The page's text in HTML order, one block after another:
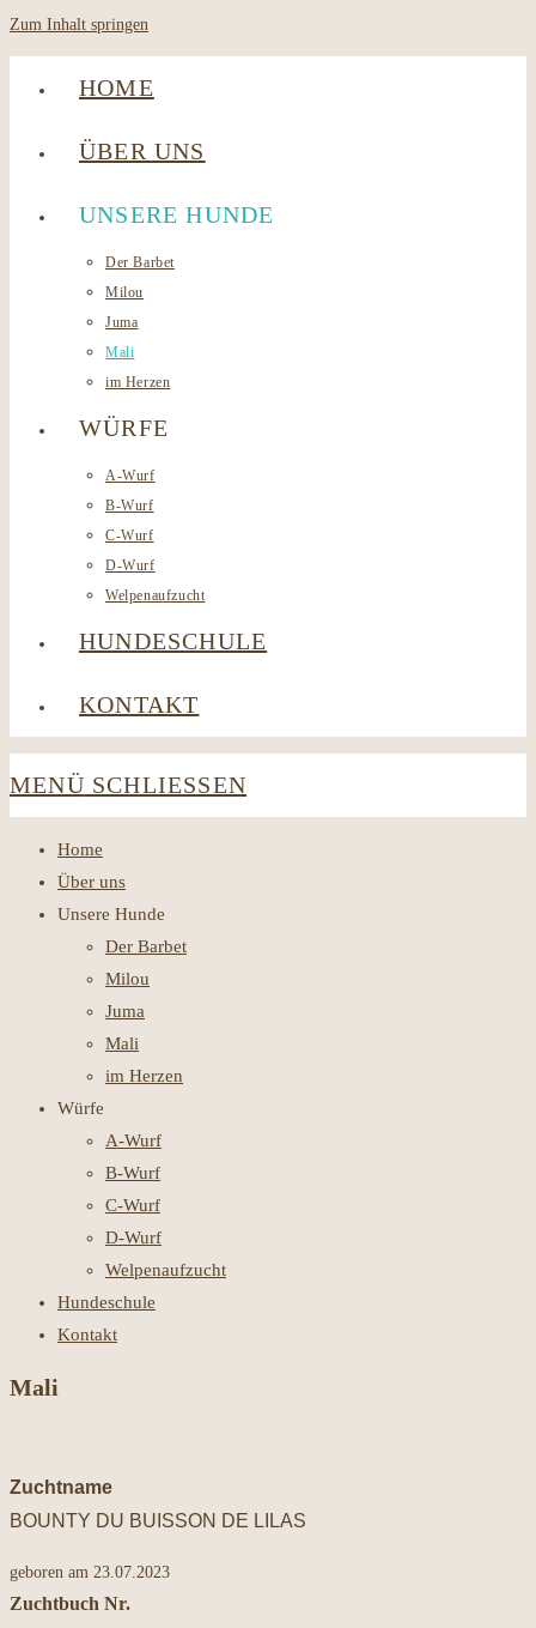
Zum Inhalt springen
HOME
ÜBER UNS
UNSERE HUNDE
Der Barbet
Milou
Juma
Mali
im Herzen
WÜRFE
A-Wurf
B-Wurf
C-Wurf
D-Wurf
Welpenaufzucht
HUNDESCHULE
KONTAKT
MENÜ SCHLIESSEN
Home
Über uns
Unsere Hunde
Der Barbet
Milou
Juma
Mali
im Herzen
Würfe
A-Wurf
B-Wurf
C-Wurf
D-Wurf
Welpenaufzucht
Hundeschule
Kontakt
Mali
Zuchtname
BOUNTY DU BUISSON DE LILAS
geboren am 23.07.2023
Zuchtbuch Nr.